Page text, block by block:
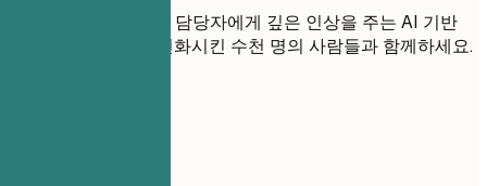
ATS를 통과하고 채용 담당자에게 깊은 인상을 주는 AI 기반
이력서로 커리어를 변화시킨 수천 명의 사람들과 함께하세요.